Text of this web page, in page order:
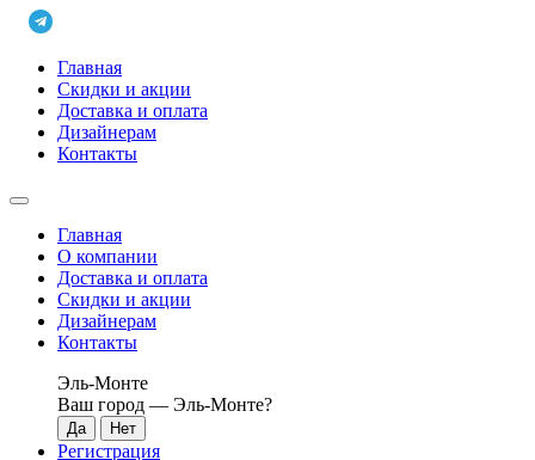
Главная
Скидки и акции
Доставка и оплата
Дизайнерам
Контакты
Главная
О компании
Доставка и оплата
Скидки и акции
Дизайнерам
Контакты
Эль-Монте
Ваш город — Эль-Монте?
Регистрация